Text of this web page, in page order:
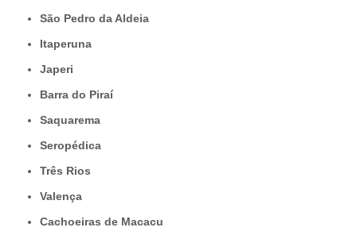
São Pedro da Aldeia
Itaperuna
Japeri
Barra do Piraí
Saquarema
Seropédica
Três Rios
Valença
Cachoeiras de Macacu